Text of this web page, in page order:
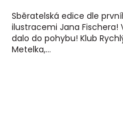
Sběratelská edice dle
ilustracemi Jana Fischera!
dalo do pohybu! Klub
Metelka,...